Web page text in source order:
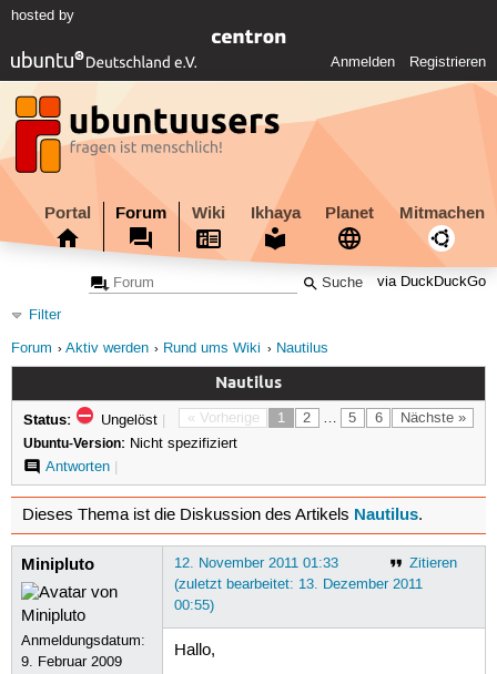
hosted by
Anmelden Registrieren
Portal Forum Wiki Ikhaya Planet Mitmachen
via DuckDuckGo
Filter
Forum
Aktiv werden Rund ums Wiki Nautilus
Nautilus
« Vorherige 1 2 … 5 6 Nächste »
Status: Ungelöst |
Ubuntu-Version: Nicht spezifiziert
Antworten|
Dieses Thema ist die Diskussion des Artikels Nautilus.
Minipluto
Anmeldungsdatum:
9. Februar 2009
Zitieren
12. November 2011 01:33
(zuletzt bearbeitet: 13. Dezember 2011
00:55)
Hallo,